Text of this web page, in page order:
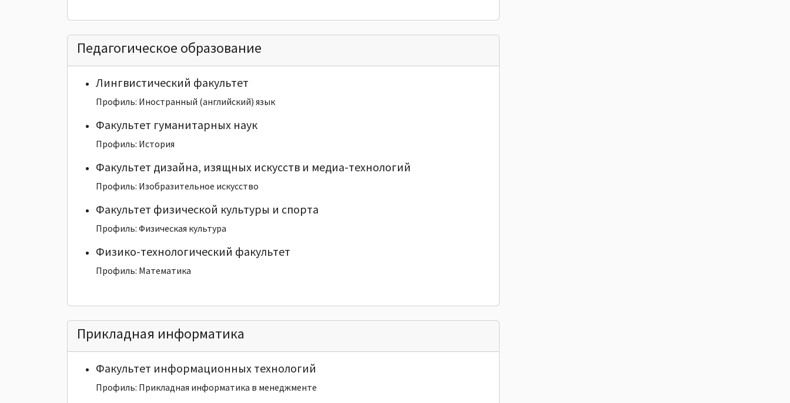
Педагогическое образование
Лингвистический факультет
Профиль: Иностранный (английский) язык
Факультет гуманитарных наук
Профиль: История
Факультет дизайна, изящных искусств и медиа-технологий
Профиль: Изобразительное искусство
Факультет физической культуры и спорта
Профиль: Физическая культура
Физико-технологический факультет
Профиль: Математика
Прикладная информатика
Факультет информационных технологий
Профиль: Прикладная информатика в менеджменте